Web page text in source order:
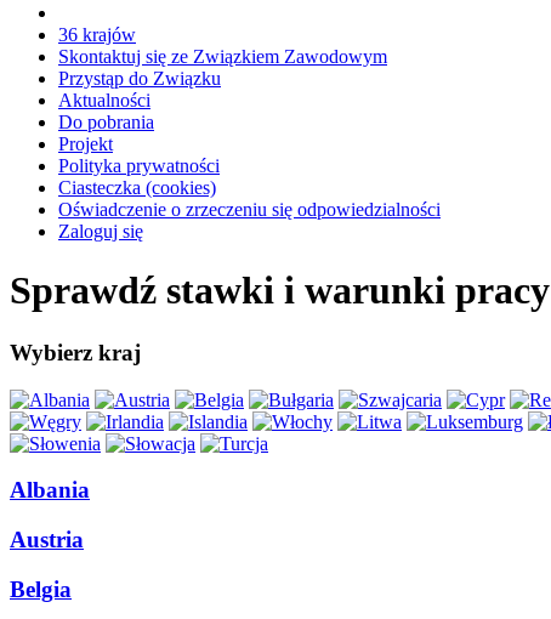
36 krajów
Skontaktuj się ze Związkiem Zawodowym
Przystąp do Związku
Aktualności
Do pobrania
Projekt
Polityka prywatności
Ciasteczka (cookies)
Oświadczenie o zrzeczeniu się odpowiedzialności
Zaloguj się
Sprawdź stawki i warunki pracy
Wybierz kraj
Albania
Austria
Belgia